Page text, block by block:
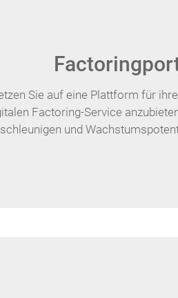
Sie auf eine Plattform für
Factoring-Service
und